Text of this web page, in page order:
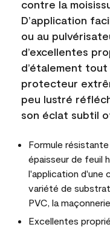
contre la
D’application
ou au
d’excellentes
d’étalement
protecteur
peu lustré
son éclat subtil
Formule résistante
épaisseur de feuil
l'application d'une
variété de
PVC, la
Excellentes